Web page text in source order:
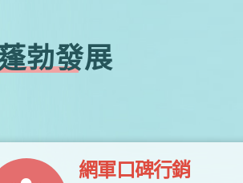
勃發展
網軍口碑行銷